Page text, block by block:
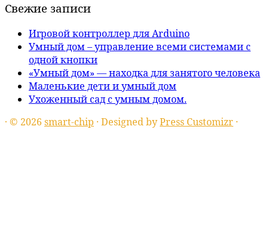
Свежие записи
Игровой контроллер для Arduino
Умный дом – управление всеми системами с
одной кнопки
«Умный дом» — находка для занятого человека
Маленькие дети и умный дом
Ухоженный сад с умным домом.
· © 2026 smart-chip · Designed byPress Customizr ·